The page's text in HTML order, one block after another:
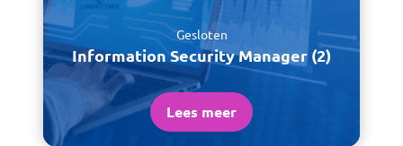
Gesloten
Information Security Manager (2)
Lees meer